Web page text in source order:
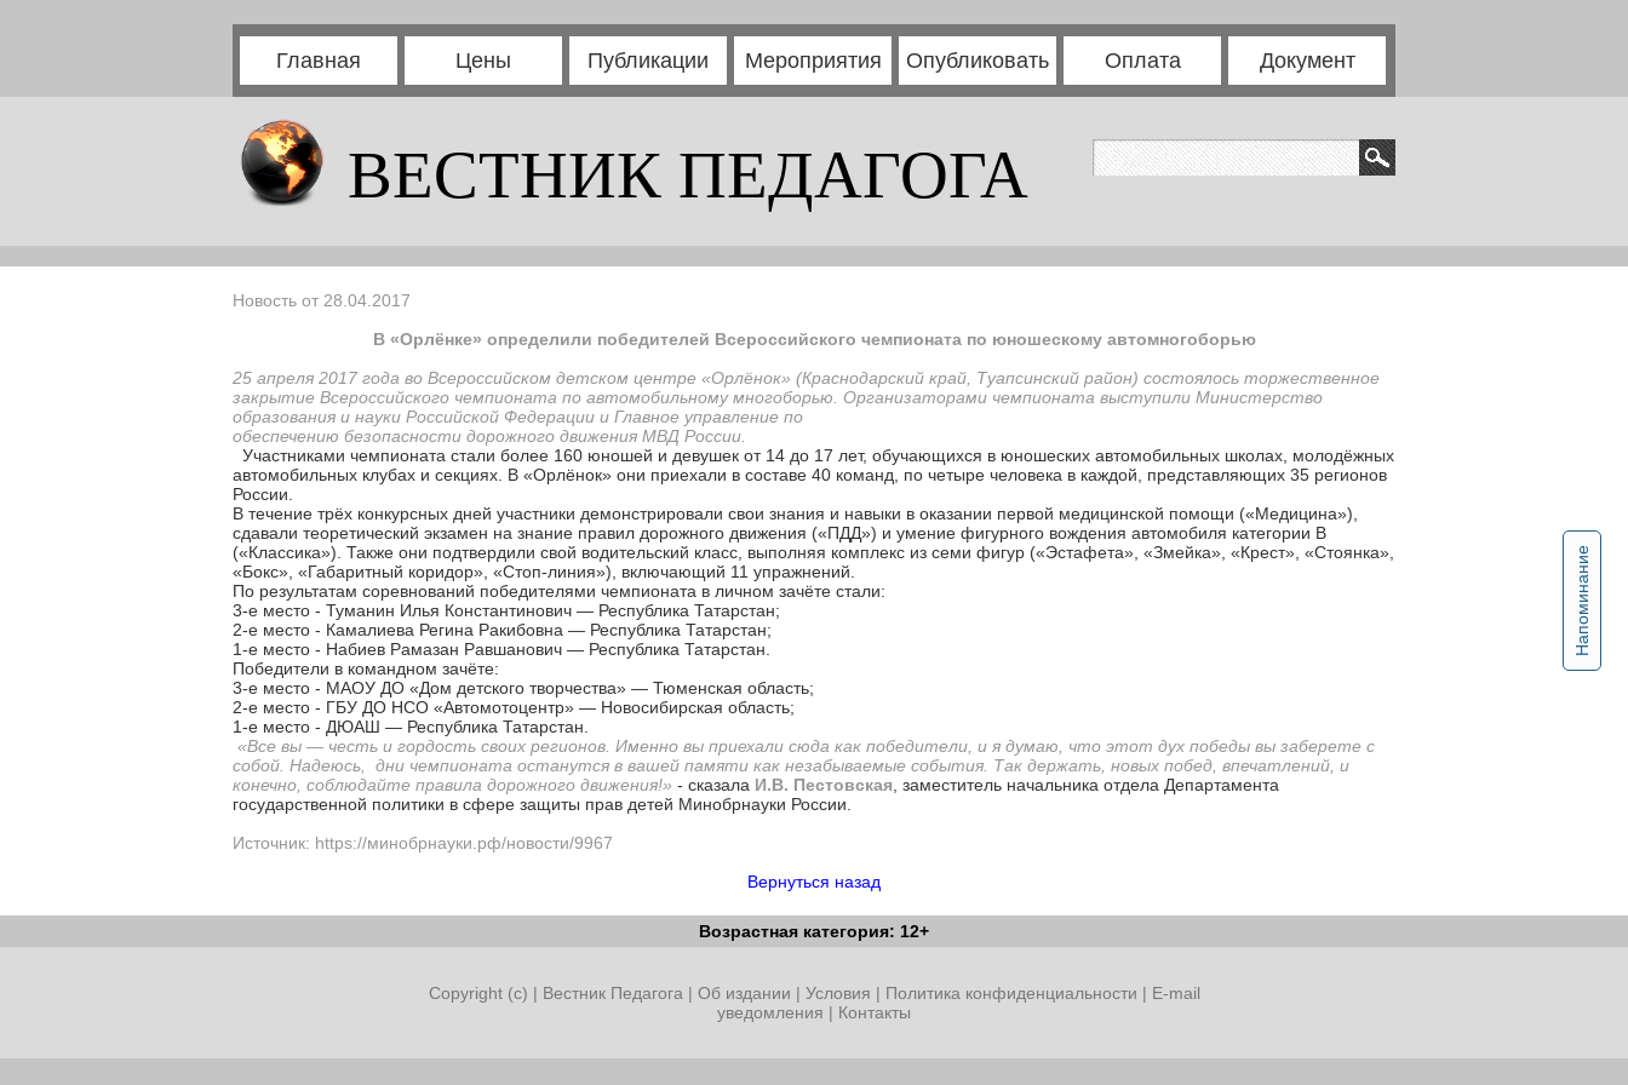
Главная Цены Публикации Мероприятия Опубликовать Оплата Документ
ВЕСТНИК ПЕДАГОГА
Напоминание
Новость от 28.04.2017
В «Орлёнке» определили победителей Всероссийского чемпионата по юношескому автомногоборью
25 апреля 2017 года во Всероссийском детском центре «Орлёнок» (Краснодарский край, Туапсинский район) состоялось торжественное
закрытие Всероссийского чемпионата по автомобильному многоборью. Организаторами чемпионата выступили Министерство
образования и науки Российской Федерации и Главное управление по
обеспечению безопасности дорожного движения МВД России.
Участниками чемпионата стали более 160 юношей и девушек от 14 до 17 лет, обучающихся в юношеских автомобильных школах, молодёжных
автомобильных клубах и секциях. В «Орлёнок» они приехали в составе 40 команд, по четыре человека в каждой, представляющих 35 регионов
России.
В течение трёх конкурсных дней участники демонстрировали свои знания и навыки в оказании первой медицинской помощи («Медицина»),
сдавали теоретический экзамен на знание правил дорожного движения («ПДД») и умение фигурного вождения автомобиля категории В
(«Классика»). Также они подтвердили свой водительский класс, выполняя комплекс из семи фигур («Эстафета», «Змейка», «Крест», «Стоянка»,
«Бокс», «Габаритный коридор», «Стоп-линия»), включающий 11 упражнений.
По результатам соревнований победителями чемпионата в личном зачёте стали:
3-е место - Туманин Илья Константинович — Республика Татарстан;
2-е место - Камалиева Регина Ракибовна — Республика Татарстан;
1-е место - Набиев Рамазан Равшанович — Республика Татарстан.
Победители в командном зачёте:
3-е место - МАОУ ДО «Дом детского творчества» — Тюменская область;
2-е место - ГБУ ДО НСО «Автомотоцентр» — Новосибирская область;
1-е место - ДЮАШ — Республика Татарстан.
«Все вы — честь и гордость своих регионов. Именно вы приехали сюда как победители, и я думаю, что этот дух победы вы заберете с
собой. Надеюсь, дни чемпионата останутся в вашей памяти как незабываемые события. Так держать, новых побед, впечатлений, и
конечно, соблюдайте правила дорожного движения!» - сказала И.В. Пестовская , заместитель начальника отдела Департамента
государственной политики в сфере защиты прав детей Минобрнауки России.
Источник: https://минобрнауки.рф/новости/9967
Вернуться назад
Возрастная категория: 12+
Copyright (c) | Вестник Педагога | Об издании | Условия | Политика конфиденциальности | E-mail
уведомления | Контакты